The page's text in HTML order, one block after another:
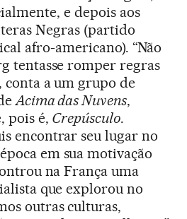
e depois aos
Negras (partido
afro-americano). “Não
tentasse romper regras
conta a um grupo de
Acima das Nuvens,
pois é, Crepúsculo.
encontrar seu lugar no
em sua motivação
na França uma
que explorou no
outras culturas,